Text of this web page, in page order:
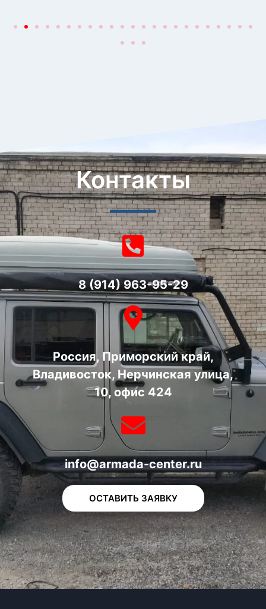
Контакты
8 (914) 963-95-29
Россия, Приморский край,
Владивосток, Нерчинская улица,
10, офис 424
info@armada-center.ru
ОСТАВИТЬ ЗАЯВКУ